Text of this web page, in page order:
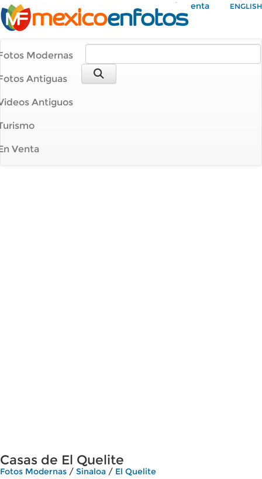
Mi Cuenta ENGLISH
Modernas
Antiguas
Antiguos
Venta
Casas de El Quelite
Fotos Modernas / Sinaloa / El Quelite